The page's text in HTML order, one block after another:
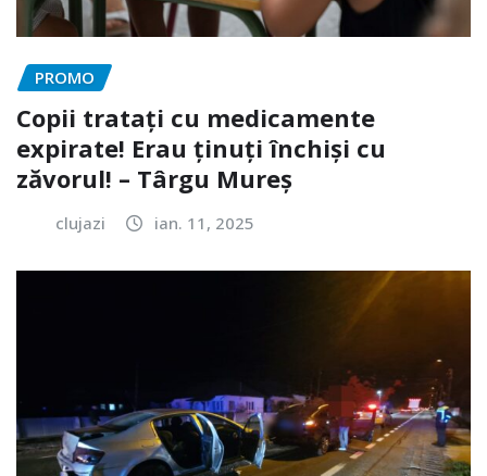
PROMO
Copii tratați cu medicamente
expirate! Erau ținuți închiși cu
zăvorul! – Târgu Mureș
clujazi ian. 11, 2025